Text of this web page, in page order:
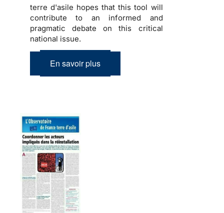
terre d'asile hopes that this tool will
contribute to an informed and
pragmatic debate on this critical
national issue.
En savoir plus